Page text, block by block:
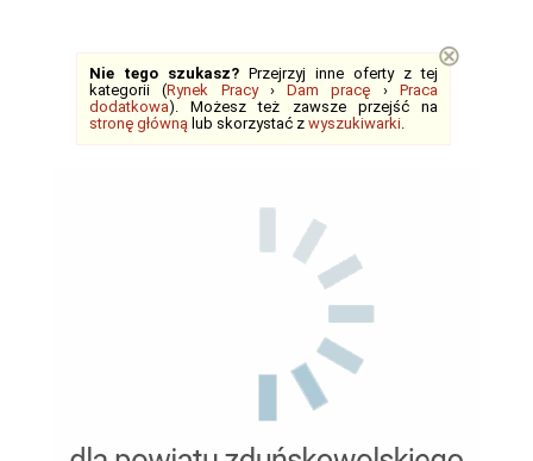
Nie tego szukasz? Przejrzyj inne oferty z tej
kategorii (Rynek Pracy›Dam pracę ›Praca
dodatkowa). Możesz też zawsze przejść na
stronę główną lub skorzystać z wyszukiwarki.
⊗